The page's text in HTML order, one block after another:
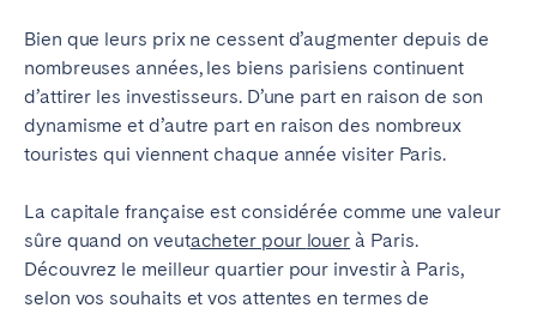
Bien que leurs prix necessent d’augmenter depuis de
nombreuses années, les biens parisiens continuent
d’attirer les investisseurs. D’une part en raison de son
dynamisme et d’autre part en raison des nombreux
touristes qui viennent chaque année visiterParis.
La capitale françaiseest considérée comme une valeur
sûre quand on veutacheter pour louer à Paris.
Découvrez le meilleur quartier pour investirà Paris,
selon vos souhaits etvos attentes en termes de